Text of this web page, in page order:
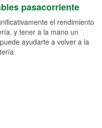
pasacorriente
el rendimiento
y tener a la mano un
ayudarte a volver a la